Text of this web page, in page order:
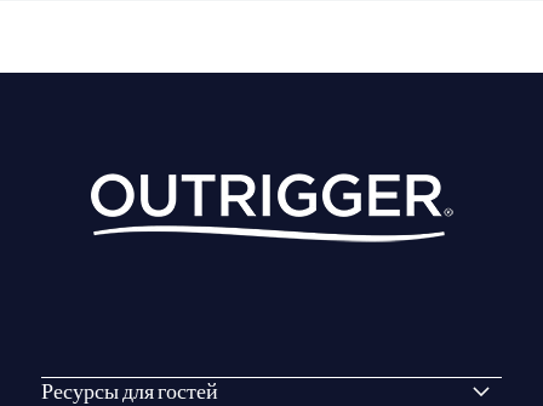
Ресурсы для гостей